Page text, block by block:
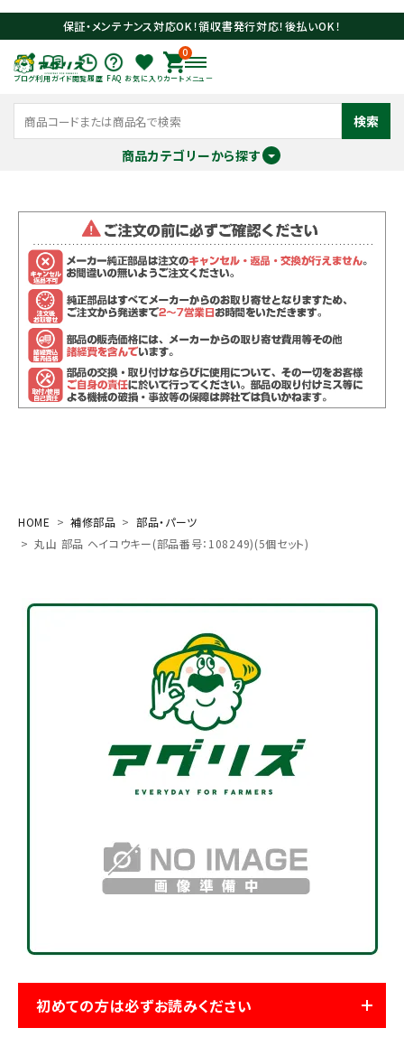
保証・メンテナンス対応OK！領収書発行対応！後払いOK！
ブログ利用ガイド閲覧履歴 FAQ お気に入り
0
カート メニュー
検索
商品カテゴリーから探す
ログイン person 会員登録
search
農業機械
メールでのお問い合わせ
info@agriz.net
HOME 補修部品
部品・パーツ
丸山 部品 ヘイコウキー(部品番号：108249)(5個セット)
初めての方は必ずお読みください